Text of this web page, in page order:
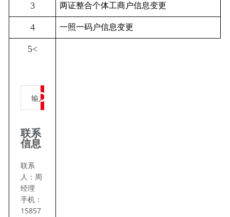
3 两证整合个体工商户信息变更
4 一照一码户信息变更
5<
联系
信息
联系
人：周
经理
手机：
15857